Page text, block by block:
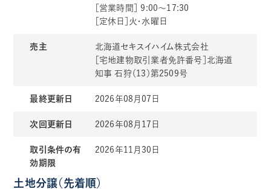
［営業時間］ 9:00〜17:30
［定休日］火・水曜日
売主
北海道セキスイハイム株式会社
［宅地建物取引業者免許番号］北海道
知事 石狩（13）第2509号
最終更新日 2026年08月07日
次回更新日 2026年08月17日
取引条件の有
効期限
2026年11月30日
土地分譲（先着順）